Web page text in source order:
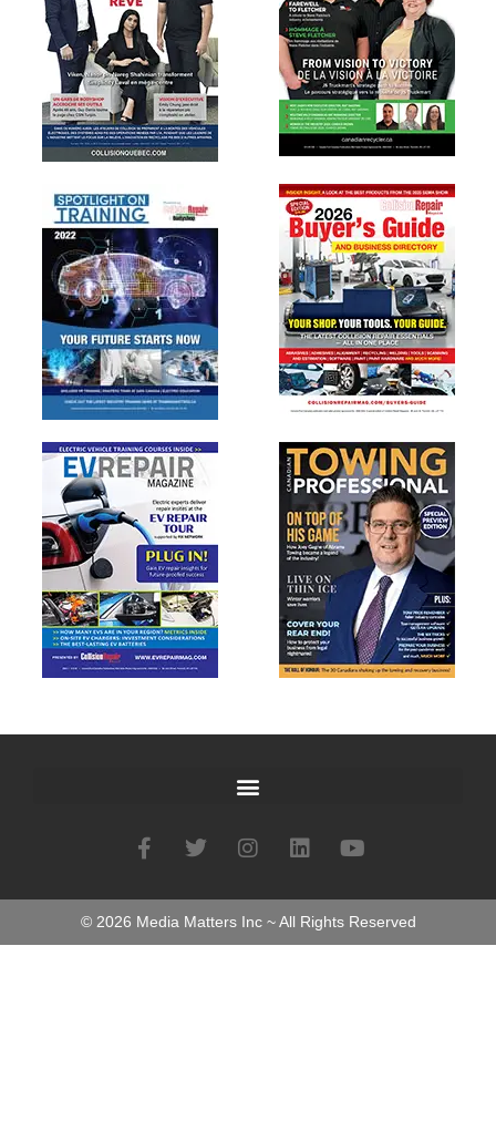
© 2026 Media Matters Inc ~ All Rights Reserved